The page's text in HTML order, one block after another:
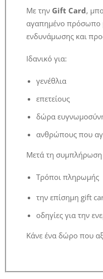
Με την Gift Card,
αγαπημένο πρόσωπο
ενδυνάμωσης και
Ιδανικό για:
γενέθλια
επετείους
δώρα
ανθρώπους που
Μετά τη συμπλήρωση
Τρόποι πληρωμής
την επίσημη gift
οδηγίες για την
Κάνε ένα δώρο που